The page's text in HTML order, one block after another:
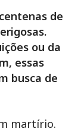
de
ou da
essas
busca de
martírio.